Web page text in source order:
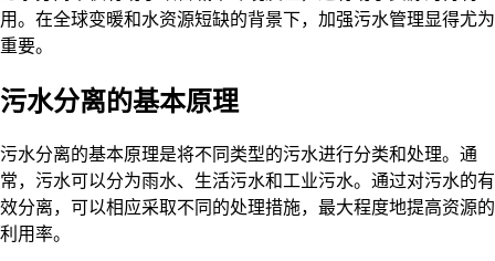
用。在全球变暖和水资源短缺的背景下，加强污水管理显得尤为
重要。
污水分离的基本原理
污水分离的基本原理是将不同类型的污水进行分类和处理。通
常，污水可以分为雨水、生活污水和工业污水。通过对污水的有
效分离，可以相应采取不同的处理措施，最大程度地提高资源的
利用率。